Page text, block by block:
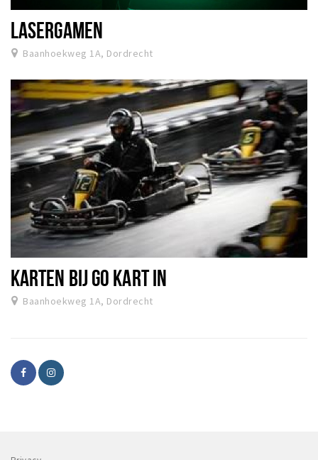
LASERGAMEN
Baanhoekweg 1A, Dordrecht
KARTEN BIJ GO KART IN
Baanhoekweg 1A, Dordrecht